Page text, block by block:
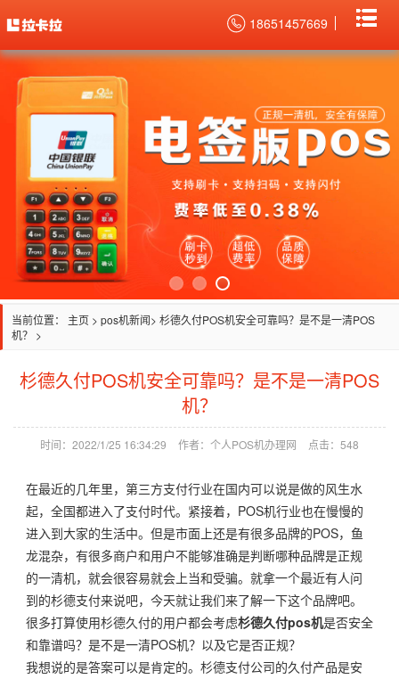
18651457669
当前位置： 主页 > pos机新闻> 杉德久付POS机安全可靠吗？是不是一清POS
机？ >
杉德久付POS机安全可靠吗？是不是一清POS
机？
时间：2022/1/25 16:34:29 作者：个人POS机办理网 点击： 548
在最近的几年里，第三方支付行业在国内可以说是做的风生水
起，全国都进入了支付时代。紧接着，POS机行业也在慢慢的
进入到大家的生活中。但是市面上还是有很多品牌的POS，鱼
龙混杂，有很多商户和用户不能够准确是判断哪种品牌是正规
的一清机，就会很容易就会上当和受骗。就拿一个最近有人问
到的杉德支付来说吧，今天就让我们来了解一下这个品牌吧。
很多打算使用杉德久付的用户都会考虑杉德久付pos机是否安全
和靠谱吗？是不是一清POS机？以及它是否正规？
我想说的是答案可以是肯定的。杉德支付公司的久付产品是安